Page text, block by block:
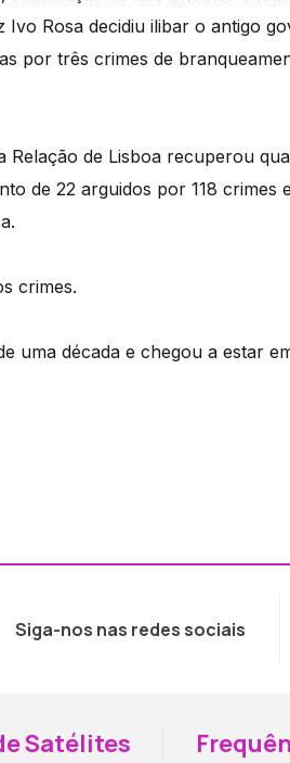
Rosa decidiu ilibar o antigo
por três crimes de
de Lisboa recuperou
de 22 arguidos por 118 crimes
crimes.
uma década e chegou a estar
Siga-nos nas redes sociais
Satélites